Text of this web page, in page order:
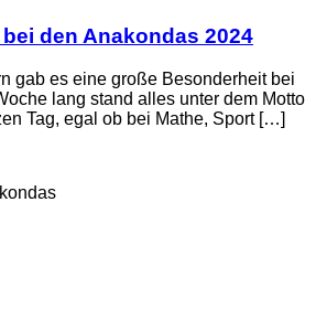
den Anakondas 2024
gab es eine große Besonderheit bei
lang stand alles unter dem Motto
Tag, egal ob bei Mathe, Sport […]